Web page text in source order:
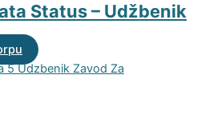
Status – Udžbenik